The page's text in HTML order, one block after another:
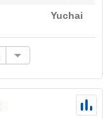
Yuchai